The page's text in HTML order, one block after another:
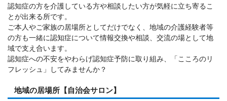
認知症の方を介護している方や相談したい方が気軽に立ち寄るこ
とが出来る所です。
ご本人やご家族の居場所としてだけでなく、地域の介護経験者等
の方も一緒に認知症について情報交換や相談、交流の場として地
域で支え合います。
認知症への不安をやわらげ認知症予防に取り組み、「こころのリ
フレッシュ」してみませんか？
地域の居場所【自治会サロン】